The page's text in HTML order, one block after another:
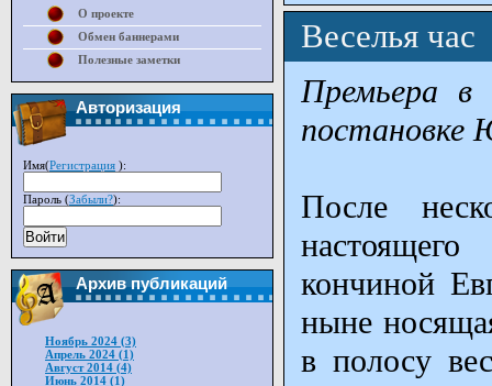
Веселья час
Премьера
постановке
После
кончиной
ныне
в полосу
О проекте
Обмен баннерами
Полезные заметки
Авторизация
Имя(Регистрация ):
Пароль (Забыли?):
Войти
Архив публикаций
Ноябрь 2024 (3)
Апрель 2024 (1)
Август 2014 (4)
Июнь 2014 (1)